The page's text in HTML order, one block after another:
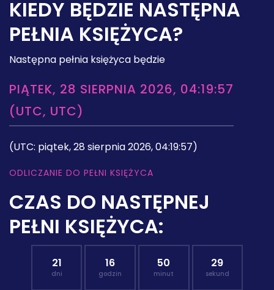
KIEDY BĘDZIE NASTĘPNA
PEŁNIA KSIĘŻYCA?
Następna pełnia księżyca będzie
PIĄTEK, 28 SIERPNIA 2026, 04:19:57
(UTC, UTC)
(UTC: piątek, 28 sierpnia 2026, 04:19:57)
ODLICZANIE DO PEŁNI KSIĘŻYCA
CZAS DO NASTĘPNEJ
PEŁNI KSIĘŻYCA:
21
dni
16
godzin
50
minut
28
sekund